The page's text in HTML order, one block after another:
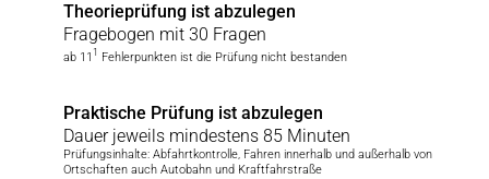
Theorieprüfung ist abzulegen
Fragebogen mit 30 Fragen
ab 11 1 Fehlerpunkten ist die Prüfung nicht bestanden
Praktische Prüfung ist abzulegen
Dauer jeweils mindestens 85 Minuten
Prüfungsinhalte: Abfahrtkontrolle, Fahren innerhalb und außerhalb von
Ortschaften auch Autobahn und Kraftfahrstraße